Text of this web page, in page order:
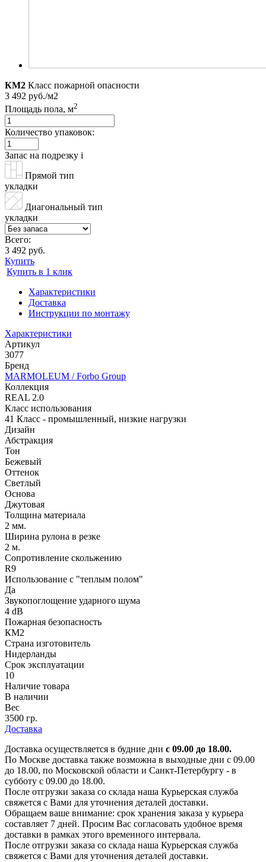
КМ2 Класс пожарной опасности
3 492 руб./м2
Площадь пола, м2
Количество упаковок:
Запас на подрезку i
Прямой тип
укладки
Диагональный тип
укладки
Всего:
3 492 руб.
Купить
Купить в 1 клик
Характеристики
Доставка
Инструкции по монтажу
Характеристики
Артикул
3077
Бренд
MARMOLEUM / Forbo Group
Коллекция
REAL 2.0
Класс использования
41 Класс - промышленный, низкие нагрузки
Дизайн
Абстракция
Тон
Бежевый
Оттенок
Светлый
Основа
Джутовая
Толщина материала
2 мм.
Ширина рулона в резке
2 м.
Сопротивление скольжению
R9
Использование с "теплым полом"
Да
Звукопоглощение ударного шума
4 dB
Пожарная безопасность
КМ2
Страна изготовитель
Нидерланды
Срок эксплуатации
10
Наличие товара
В наличии
Вес
3500 гр.
Доставка
Доставка осуществляется в будние дни с 09.00 до 18.00.
По Москве доставка также возможна в выходные дни с 09.00
до 18.00, по Московской области и Санкт-Петербургу - в
субботу с 09.00 до 18.00.
После отгрузки заказа со склада наша Курьерская служба
свяжется с Вами для уточнения деталей доставки.
Обращаем ваше внимание: срок хранения заказа у курьера
составляет 7 дней. Просим Вас согласовать удобное время
доставки в рамках этого временного интервала.
После отгрузки заказа со склада наша Курьерская служба
свяжется с Вами для уточнения деталей доставки.